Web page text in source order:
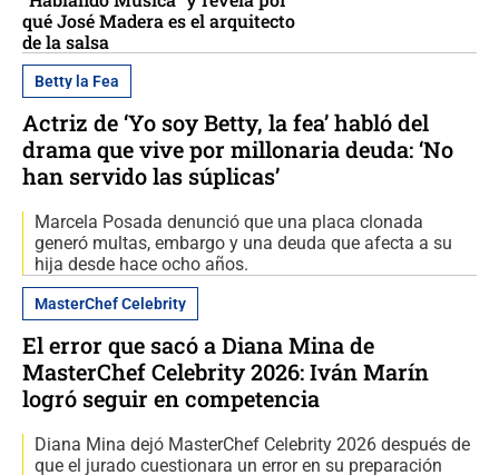
qué José Madera es el arquitecto
de la salsa
Betty la Fea
Actriz de ‘Yo soy Betty, la fea’ habló del
drama que vive por millonaria deuda: ‘No
han servido las súplicas’
Marcela Posada denunció que una placa clonada
generó multas, embargo y una deuda que afecta a su
hija desde hace ocho años.
MasterChef Celebrity
El error que sacó a Diana Mina de
MasterChef Celebrity 2026: Iván Marín
logró seguir en competencia
Diana Mina dejó MasterChef Celebrity 2026 después de
que el jurado cuestionara un error en su preparación